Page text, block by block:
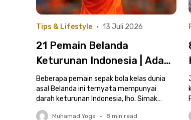
Tips & Lifestyle • 13 Juli 2026
21 Pemain Belanda
Keturunan Indonesia | Ada
Nama Pesepak Bola Kelas
Dunia!
Beberapa pemain sepak bola kelas dunia
asal Belanda ini ternyata mempunyai
darah keturunan Indonesia, lho. Simak
daftar lengkapnya di sini!
Muhamad Yoga • 8 min read